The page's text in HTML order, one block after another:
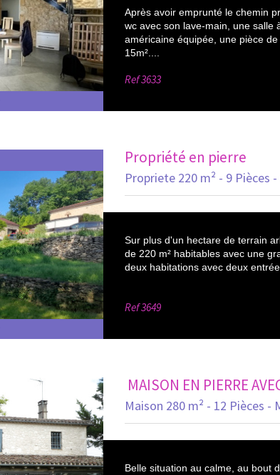
Après avoir emprunté le chemin
wc avec son lave-main, une salle
américaine équipée, une pièce
15m²....
Ref3633
Propriété en pierre
Propriete 220 m² - 9 Pièces
Sur plus d'un hectare de terrain
de 220 m² habitables avec une
deux habitations avec deux
Ref3649
MAISON EN PIERRE
Maison 280 m² - 12 Pièces -
Belle situation au calme, au bout